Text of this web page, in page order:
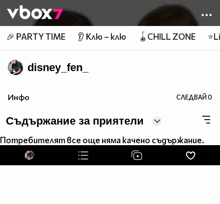
👾
🎉 PARTY TIME 👂 Клю – клю 🪀CHILL ZONE
disney_fen_
Инфо СЛЕДВАЙ0
Съдържание за приятели
Потребителят все още няма качено съдържание.